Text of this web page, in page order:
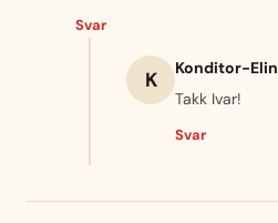
Svar
K Konditor-Elin
Takk Ivar!
Svar